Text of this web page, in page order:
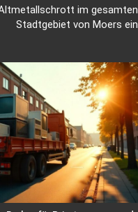
im gesamten
Stadtgebiet von Moers ein